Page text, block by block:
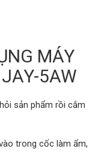
MÁY
5AW
sản phẩm rồi cắm
trong cốc làm ẩm,